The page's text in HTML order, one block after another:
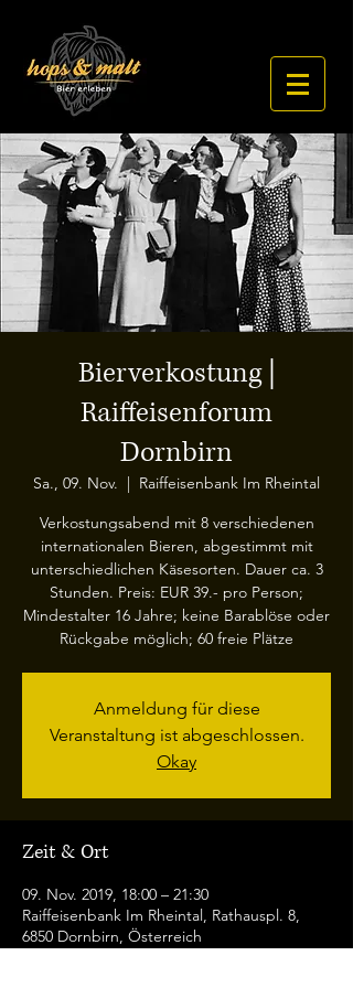
Bierverkostung |
Raiffeisenforum
Dornbirn
Sa., 09. Nov.
  |
Raiffeisenbank Im Rheintal
Verkostungsabend mit 8 verschiedenen
internationalen Bieren, abgestimmt mit
unterschiedlichen Käsesorten. Dauer ca. 3
Stunden. Preis: EUR 39.- pro Person;
Mindestalter 16 Jahre; keine Barablöse oder
Rückgabe möglich; 60 freie Plätze
Anmeldung für diese
Veranstaltung ist abgeschlossen.
Okay
Zeit & Ort
09. Nov. 2019, 18:00 – 21:30
Raiffeisenbank Im Rheintal, Rathauspl. 8,
6850 Dornbirn, Österreich